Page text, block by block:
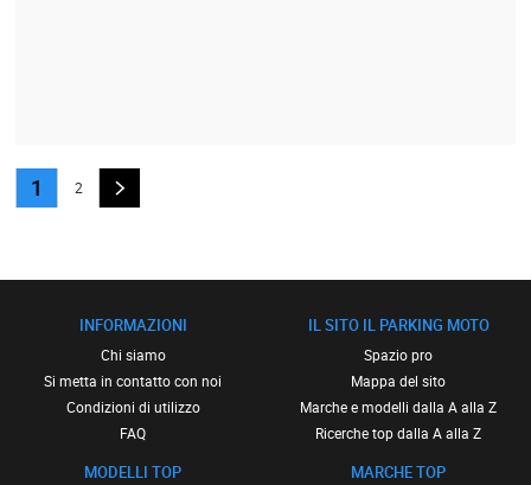
1 2
INFORMAZIONI
Chi siamo
Si metta in contatto con noi
Condizioni di utilizzo
FAQ
MODELLI TOP
IL SITO IL PARKING MOTO
Spazio pro
Mappa del sito
Marche e modelli dalla A alla Z
Ricerche top dalla A alla Z
MARCHE TOP